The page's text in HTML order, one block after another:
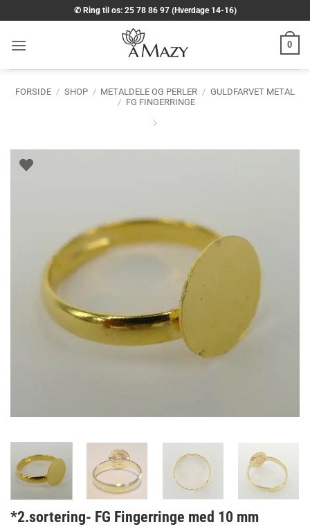
til
indhold
✆ Ring til os: 25 78 86 97 (Hverdage 14-16)
0
FORSIDE / SHOP / METALDELE OG PERLER / GULDFARVET METAL
/ FG FINGERRINGE
*2.sortering- FG Fingerringe med 10 mm